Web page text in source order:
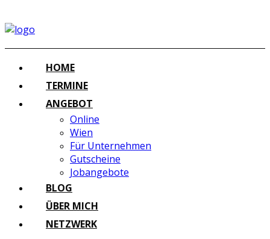
HOME
TERMINE
ANGEBOT
Online
Wien
Für Unternehmen
Gutscheine
Jobangebote
BLOG
ÜBER MICH
NETZWERK